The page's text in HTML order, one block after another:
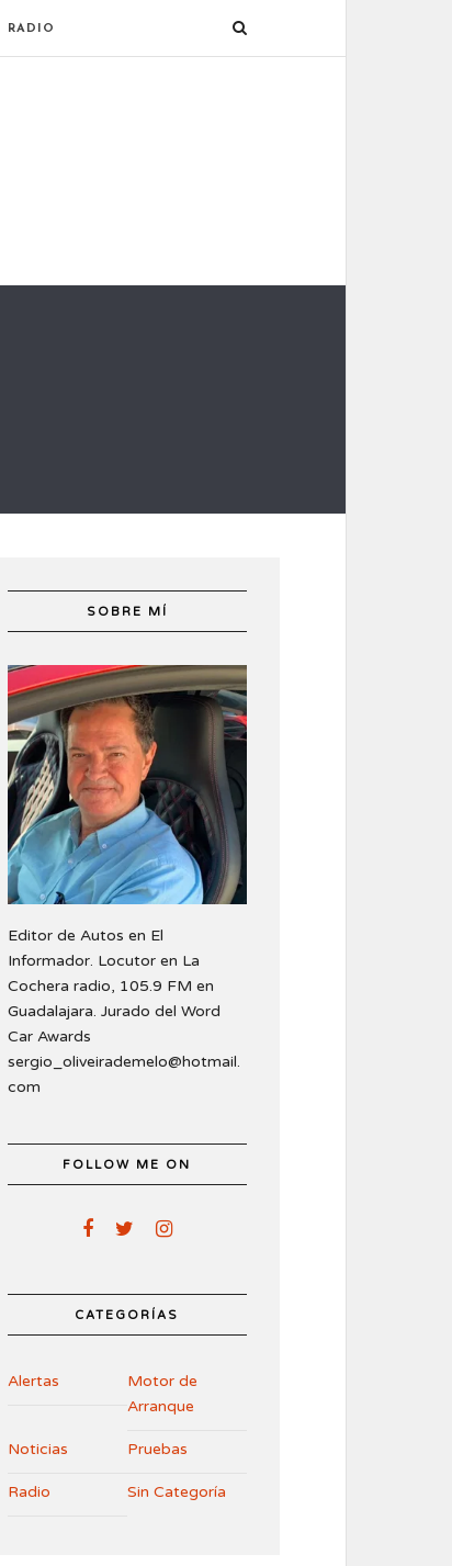
RADIO
SOBRE MÍ
Editor de Autos en El
Informador. Locutor en La
Cochera radio, 105.9 FM en
Guadalajara. Jurado del Word
Car Awards
sergio_oliveirademelo@hotmail.
com
FOLLOW ME ON
CATEGORÍAS
Alertas
Motor de
Arranque
Noticias Pruebas
Radio Sin Categoría